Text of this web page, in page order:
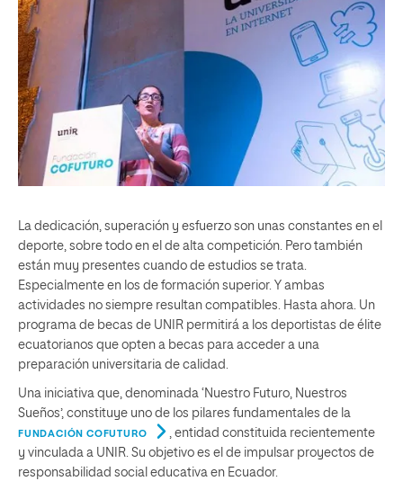
La dedicación, superación y esfuerzo son unas constantes en el
deporte, sobre todo en el de alta competición. Pero también
están muy presentes cuando de estudios se trata.
Especialmente en los de formación superior. Y ambas
actividades no siempre resultan compatibles. Hasta ahora. Un
programa de becas de UNIR permitirá a los deportistas de élite
ecuatorianos que opten a becas para acceder a una
preparación universitaria de calidad.
Una iniciativa que, denominada ‘Nuestro Futuro, Nuestros
Sueños’, constituye uno de los pilares fundamentales de la
FUNDACIÓN COFUTURO
, entidad constituida recientemente
y vinculada a UNIR. Su objetivo es el de impulsar proyectos de
responsabilidad social educativa en Ecuador.